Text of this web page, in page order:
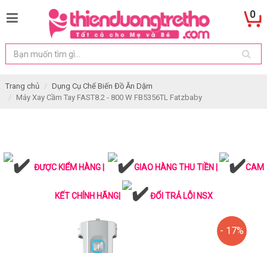
0
Trang chủ
Dụng Cụ Chế Biến Đồ Ăn Dặm
Máy Xay Cầm Tay FAST8.2 - 800 W FB5356TL Fatzbaby
ĐƯỢC KIỂM HÀNG | GIAO HÀNG THU TIỀN | CAM
KẾT CHÍNH HÃNG| ĐỔI TRẢ LỖI NSX
- 17%